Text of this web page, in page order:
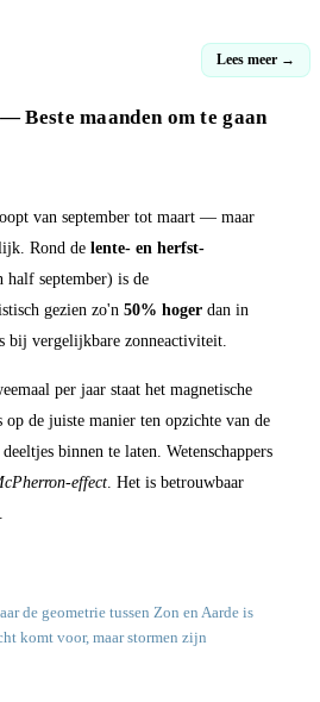
Lees meer →
Beste maanden om te gaan
van september tot maart — maar
Rond de lente- en herfst-
half september) is de
gezien zo'n 50% hoger dan in
bij vergelijkbare zonneactiviteit.
per jaar staat het magnetische
op de juiste manier ten opzichte van de
binnen te laten. Wetenschappers
effect . Het is betrouwbaar
de geometrie tussen Zon en Aarde is
komt voor, maar stormen zijn